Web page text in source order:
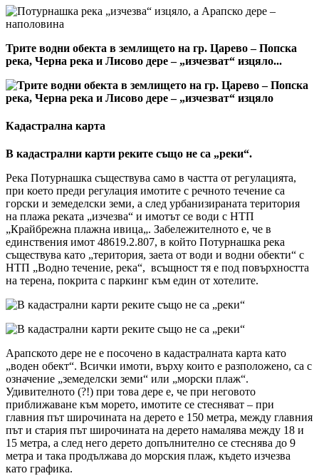
Трите водни обекта в землището на гр. Царево – Попска
река, Черна река и Лисово дере – „изчезват“ изцяло...
Кадастрална карта
В кадастрални карти реките също не са „реки“.
Река Потурнашка съществува само в частта от регулацията,
при което преди регулация имотите с речното течение са
горски и земеделски земи, а след урбанизираната територия
на плажа реката „изчезва“ и имотът се води с НТП
„Крайбрежна плажна ивица„. Забележителното е, че в
единствения имот 48619.2.807, в който Потурнашка река
съществува като „територия, заета от води и водни обекти“ с
НТП „Водно течение, река“, всъщност тя е под повърхността
на терена, покрита с паркинг към един от хотелите.
Арапското дере не е посочено в кадастралната карта като
„воден обект“. Всички имоти, върху които е разположено, са с
означение „земеделски земи“ или „морски плаж“.
Удивителното (?!) при това дере е, че при неговото
приближаване към морето, имотите се стесняват – при
главния път широчината на дерето е 150 метра, между главния
път и стария път широчината на дерето намалява между 18 и
15 метра, а след него дерето допълнително се стеснява до 9
метра и така продължава до морския плаж, където изчезва
като графика.